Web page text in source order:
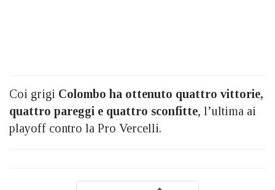
Coi grigi Colombo ha ottenuto quattro vittorie,
quattro pareggi e quattro sconfitte, l’ultima ai
playoff contro la Pro Vercelli.